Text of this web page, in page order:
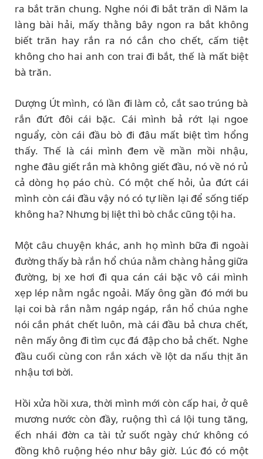
ra bắt trăn chung. Nghe nói đi bắt trăn dì Năm la
làng bài hải, mấy thằng bây ngon ra bắt không
biết trăn hay rắn ra nó cắn cho chết, cấm tiệt
không cho hai anh con trai đi bắt, thế là mất biệt
bà trăn.
Dượng Út mình, có lần đi làm cỏ, cắt sao trúng bà
rắn đứt đôi cái bặc. Cái mình bả rớt lại ngoe
nguẩy, còn cái đầu bò đi đâu mất biệt tìm hổng
thấy. Thế là cái mình đem về mần mồi nhậu,
nghe đâu giết rắn mà không giết đầu, nó về nó rủ
cả dòng họ páo chù. Có một chế hỏi, ủa đứt cái
mình còn cái đầu vậy nó có tự liền lại để sống tiếp
không ha? Nhưng bị liệt thì bò chắc cũng tội ha.
Một câu chuyện khác, anh họ mình bữa đi ngoài
đường thấy bà rắn hổ chúa nằm chàng hảng giữa
đường, bị xe hơi đi qua cán cái bặc vô cái mình
xẹp lép nằm ngắc ngoải. Mấy ông gần đó mới bu
lại coi bà rắn nằm ngáp ngáp, rắn hổ chúa nghe
nói cắn phát chết luôn, mà cái đầu bả chưa chết,
nên mấy ông đi tìm cục đá đập cho bả chết. Nghe
đầu cuối cùng con rắn xách về lột da nấu thịt ăn
nhậu tơi bời.
Hồi xửa hồi xưa, thời mình mới còn cấp hai, ở quê
mương nước còn đầy, ruộng thì cá lội tung tăng,
ếch nhái đờn ca tài tử suốt ngày chứ không có
đồng khô ruộng héo như bây giờ. Lúc đó có một